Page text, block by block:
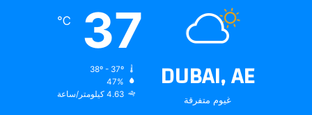
DUBAI, AE
غيوم متفرقة
37
℃
47%
4.63 كيلومتر/ساعة